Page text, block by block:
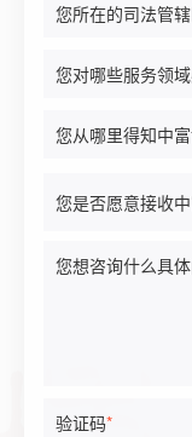
您所在的司法管
您对哪些服务领
您从哪里得知中
您是否愿意接收
您想咨询什么具
验证码*